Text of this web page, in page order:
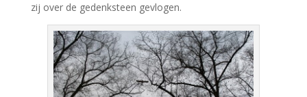
zij over de gedenksteen gevlogen.